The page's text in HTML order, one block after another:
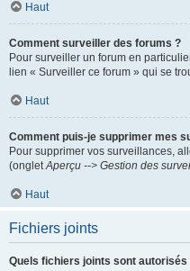
Haut
Comment surveiller des forums ?
Pour surveiller un forum en
lien « Surveiller ce forum » qui se
Haut
Comment puis-je supprimer mes
Pour supprimer vos surveillances,
(ongletAperçu --> Gestion des
Haut
Fichiers joints
Quels fichiers joints sont